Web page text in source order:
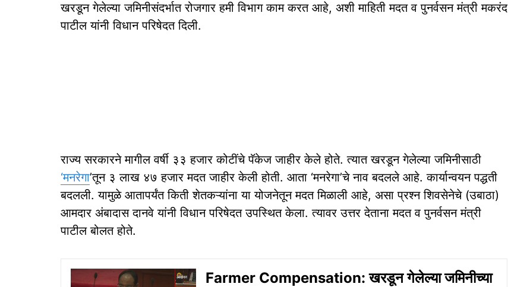
खरडून गेलेल्या जमिनीसंदर्भात रोजगार हमी विभाग काम करत आहे, अशी माहिती मदत व पुनर्वसन मंत्री मकरंद
पाटील यांनी विधान परिषेदत दिली.
राज्य सरकारने मागील वर्षी ३३ हजार कोटींचे पॅकेज जाहीर केले होते. त्यात खरडून गेलेल्या जमिनीसाठी
‘मनरेगा’तून ३ लाख ४७ हजार मदत जाहीर केली होती. आता ‘मनरेगा’चे नाव बदलले आहे. कार्यान्वयन पद्धती
बदलली. यामुळे आतापर्यंत किती शेतकऱ्यांना या योजनेतून मदत मिळाली आहे, असा प्रश्न शिवसेनेचे (उबाठा)
आमदार अंबादास दानवे यांनी विधान परिषेदत उपस्थित केला. त्यावर उत्तर देताना मदत व पुनर्वसन मंत्री
पाटील बोलत होते.
Farmer Compensation: खरडून गेलेल्या जमिनीच्या